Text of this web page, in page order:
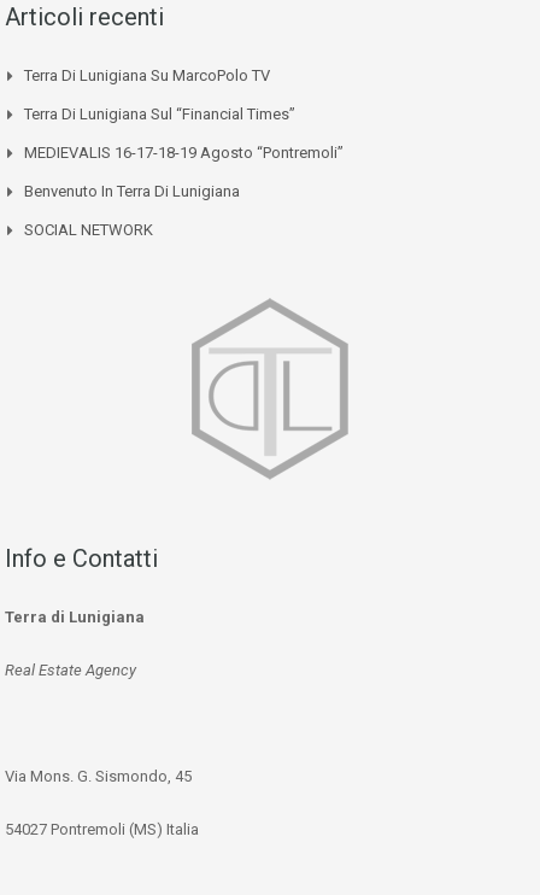
Articoli recenti
Terra Di Lunigiana Su MarcoPolo TV
Terra Di Lunigiana Sul “Financial Times”
MEDIEVALIS 16-17-18-19 Agosto “Pontremoli”
Benvenuto In Terra Di Lunigiana
SOCIAL NETWORK
Info e Contatti
Terra di Lunigiana
Real Estate Agency
Via Mons. G. Sismondo, 45
54027 Pontremoli (MS) Italia